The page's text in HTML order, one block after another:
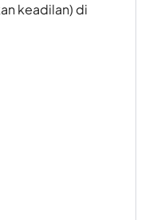
keadilan) di